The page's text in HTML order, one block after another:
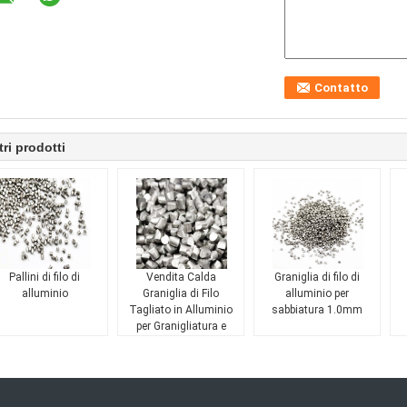
prodotti
Pallini di filo di
alluminio
Vendita Calda
Graniglia di Filo
Tagliato in Alluminio
per Granigliatura e
Graniglia di filo di
alluminio per
sabbiatura 1.0mm